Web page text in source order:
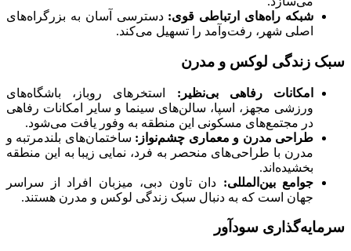
شبکه راه‌های ارتباطی قوی: دسترسی آسان به بزرگراه‌های
اصلی شهر، رفت‌وآمد را تسهیل می‌کند.
سبک زندگی لوکس و مدرن
امکانات رفاهی بی‌نظیر : استخرهای روباز، باشگاه‌های
ورزشی مجهز، اسپا، سالن‌های سینما و سایر امکانات رفاهی
در مجتمع‌های مسکونی این منطقه به وفور یافت می‌شود.
طراحی مدرن و معماری چشم‌نواز : ساختمان‌های بلندمرتبه و
مدرن با طراحی‌های منحصر به فرد، نمایی زیبا به این منطقه
بخشیده‌اند.
جوامع بین‌المللی: دان تاون دبی، میزبان افراد از سراسر
جهان است که به دنبال سبک زندگی لوکس و مدرن هستند.
سرمایه‌گذاری سودآور